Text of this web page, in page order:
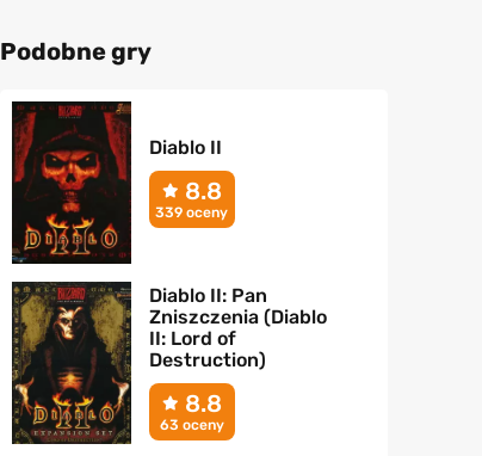
Podobne gry
Diablo II
8.8
339 oceny
Diablo II: Pan
Zniszczenia (Diablo
II: Lord of
Destruction)
8.8
63 oceny